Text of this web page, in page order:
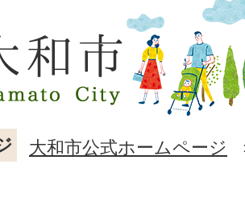
大和市公式ホームページ